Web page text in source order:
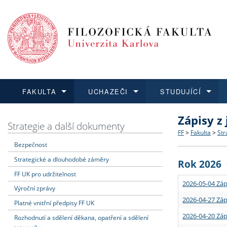
FAKULTA
Dozvědět se více
Struktura
Strategie
Podpora
UCHAZEČI
Podat přihlášku
Co
Učitelské
STUDUJÍCÍ
Dozvědět se více
Rigorózní
Dozvědět se více
O vědě a
Granty a
Dozvědět se více
Aktuální
Strategie a další dokumenty
Bezpečnost
Strategické a dlouhodobé záměry
FF UK pro udržitelnost
Výroční zprávy
Platné vnitřní předpisy FF UK
Rozhodnutí a sdělení děkana, opatření a sdělení
Zápisy
FF > Fakulta >
Rok 2026
2026-05-04
2026-04-27
2026-04-20